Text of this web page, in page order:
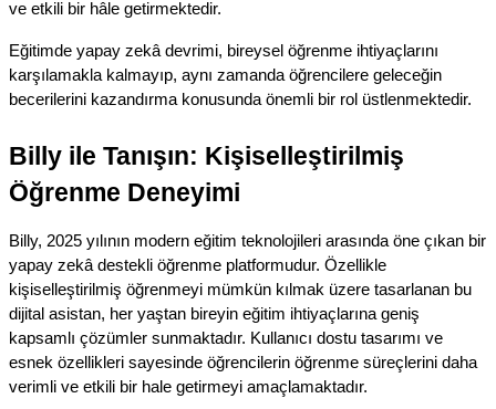
ve etkili bir hâle getirmektedir.
Eğitimde yapay zekâ devrimi, bireysel öğrenme ihtiyaçlarını
karşılamakla kalmayıp, aynı zamanda öğrencilere geleceğin
becerilerini kazandırma konusunda önemli bir rol üstlenmektedir.
Billy ile Tanışın: Kişiselleştirilmiş
Öğrenme Deneyimi
Billy, 2025 yılının modern eğitim teknolojileri arasında öne çıkan bir
yapay zekâ destekli öğrenme platformudur. Özellikle
kişiselleştirilmiş öğrenmeyi mümkün kılmak üzere tasarlanan bu
dijital asistan, her yaştan bireyin eğitim ihtiyaçlarına geniş
kapsamlı çözümler sunmaktadır. Kullanıcı dostu tasarımı ve
esnek özellikleri sayesinde öğrencilerin öğrenme süreçlerini daha
verimli ve etkili bir hale getirmeyi amaçlamaktadır.